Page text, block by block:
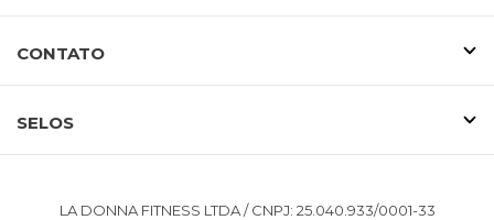
CONTATO
SELOS
LA DONNA FITNESS LTDA / CNPJ: 25.040.933/0001-33